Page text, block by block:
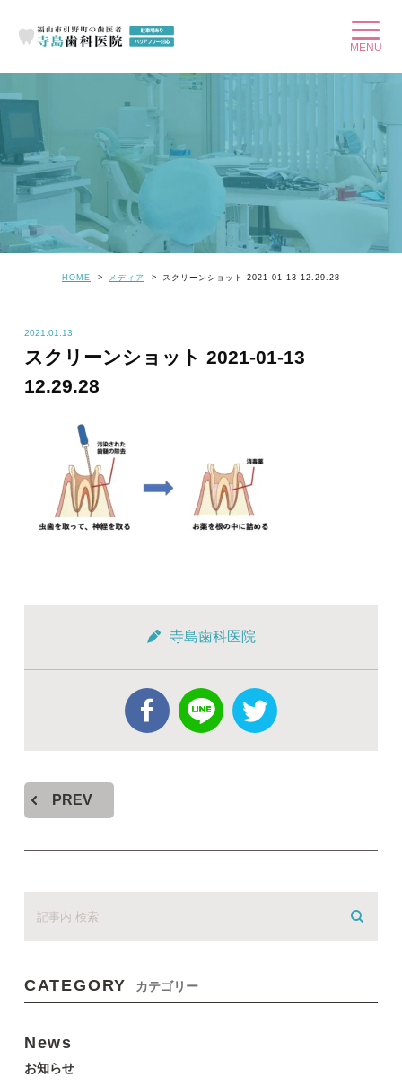
HOME メディア スクリーンショット 2021-01-13 12.29.28
2021.01.13
スクリーンショット 2021-01-13
12.29.28
寺島歯科医院
PREV
CATEGORY カテゴリー
News
お知らせ